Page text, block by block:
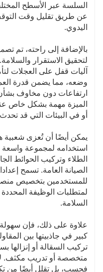
السلسة عبر الأسطح
عن طريق تقليل وقت
اليدوي.
بالإضافة إلى راحته، تم
لتحقيق الاستقرار
آليات قفل على العجلات
وضعه، مما يضمن قدرة
ارتفاعات دون مخاوف
الميزة مهمة بشكل خاص
أو في البيئات التي قد
يمكن أيضًا أن تُعزى شعبية
استخدامه لمجموعة
الطلاء وتركيب الحوائط
الصيانة العامة. تسمح
للمستخدمين بتخصيص
لمتطلبات الوظيفة المحددة
السلامة.
علاوة على ذلك، فإن
كبير في جاذبيتها بين
تركيب السقالة أو إنزالها
متخصصة أو تدريب مكثف.
فحسب، بل تقلل أيضًا من